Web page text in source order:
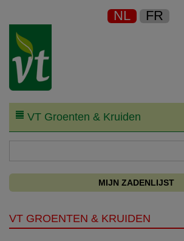
NL FR
VT Groenten & Kruiden
MIJN ZADENLIJST
VT GROENTEN & KRUIDEN